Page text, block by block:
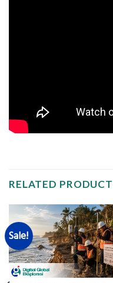
RELATED
Sale!